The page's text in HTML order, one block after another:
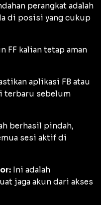
perangkat adalah
di posisi yang cukup
FF kalian tetap aman
aplikasi FB atau
terbaru sebelum
berhasil pindah,
sesi aktif di
Ini adalah
jaga akun dari akses